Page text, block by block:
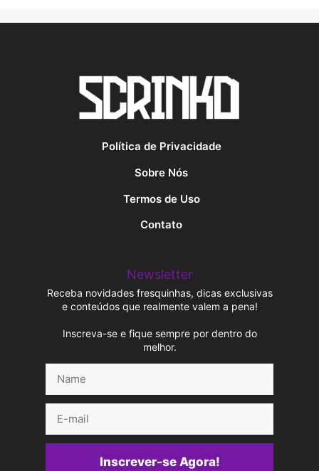
Política de Privacidade
Sobre Nós
Termos de Uso
Contato
Newsletter
Receba novidades fresquinhas, dicas exclusivas
e conteúdos que realmente valem a pena!
Inscreva-se e fique sempre por dentro do
melhor.
mail
Inscrever-se Agora!